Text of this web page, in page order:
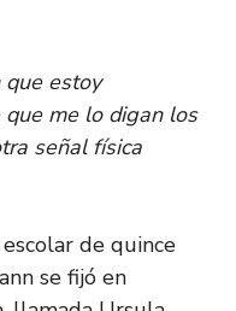
estoy
me lo digan los
señal física
de quince
se fijó en